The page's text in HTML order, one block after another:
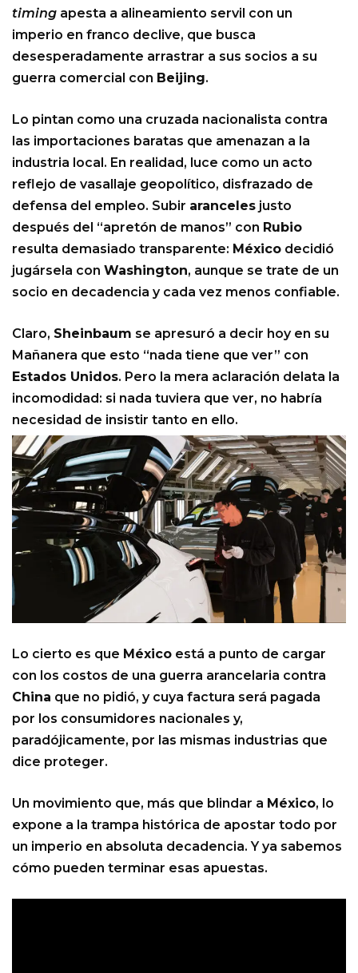
timing apesta a alineamiento servil con un
imperio en franco declive, que busca
desesperadamente arrastrar a sus socios a su
guerra comercial con Beijing.
Lo pintan como una cruzada nacionalista contra
las importaciones baratas que amenazan a la
industria local. En realidad, luce como un acto
reflejo de vasallaje geopolítico, disfrazado de
defensa del empleo. Subir aranceles justo
después del “apretón de manos” con Rubio
resulta demasiado transparente: México decidió
jugársela con Washington, aunque se trate de un
socio en decadencia y cada vez menos confiable.
Claro, Sheinbaum se apresuró a decir hoy en su
Mañanera que esto “nada tiene que ver” con
Estados Unidos. Pero la mera aclaración delata la
incomodidad: si nada tuviera que ver, no habría
necesidad de insistir tanto en ello.
Lo cierto es que México está a punto de cargar
con los costos de una guerra arancelaria contra
China que no pidió, y cuya factura será pagada
por los consumidores nacionales y,
paradójicamente, por las mismas industrias que
dice proteger.
Un movimiento que, más que blindar a México, lo
expone a la trampa histórica de apostar todo por
un imperio en absoluta decadencia. Y ya sabemos
cómo pueden terminar esas apuestas.